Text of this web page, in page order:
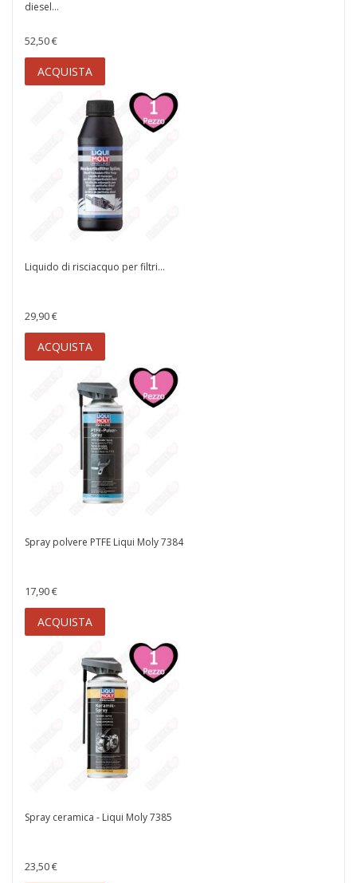
diesel...
52,50 €
ACQUISTA
Liquido di risciacquo per filtri...
29,90 €
ACQUISTA
Spray polvere PTFE Liqui Moly 7384
17,90 €
ACQUISTA
Spray ceramica - Liqui Moly 7385
23,50 €